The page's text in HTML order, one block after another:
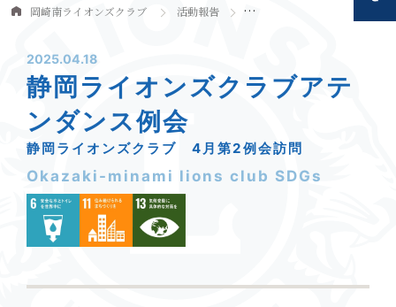
岡崎南ライオンズクラブ
活動報告
2025.04.18
静岡ライオンズクラブアテ
ンダンス例会
静岡ライオンズクラブ 4月第2例会訪問
Okazaki-minami lions club SDGs